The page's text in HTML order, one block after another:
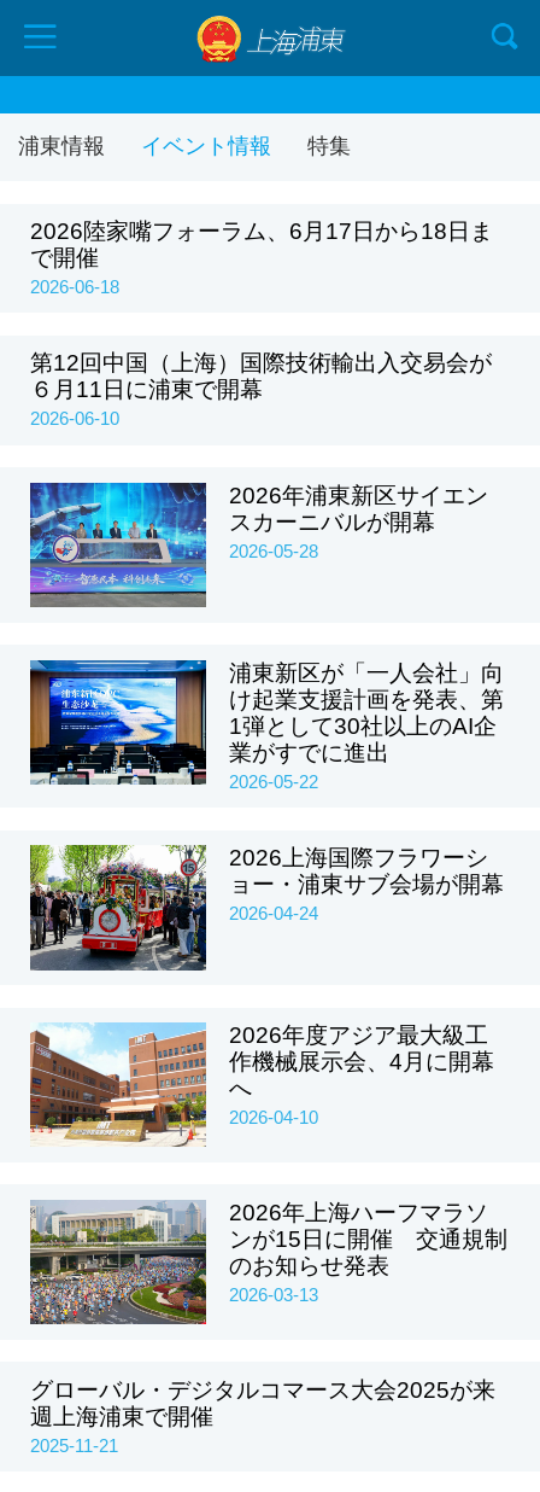
浦東情報 イベント情報 特集
2026陸家嘴フォーラム、6月17日から18日ま
で開催
2026-06-18
第12回中国（上海）国際技術輸出入交易会が
６月11日に浦東で開幕
2026-06-10
2026年浦東新区サイエン
スカーニバルが開幕
2026-05-28
浦東新区が「一人会社」向
け起業支援計画を発表、第
1弾として30社以上のAI企
業がすでに進出
2026-05-22
2026上海国際フラワーシ
ョー・浦東サブ会場が開幕
2026-04-24
2026年度アジア最大級工
作機械展示会、4月に開幕
へ
2026-04-10
2026年上海ハーフマラソ
ンが15日に開催 交通規制
のお知らせ発表
2026-03-13
グローバル・デジタルコマース大会2025が来
週上海浦東で開催
2025-11-21